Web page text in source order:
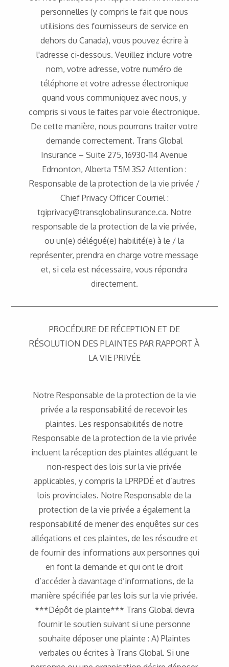
personnelles (y compris le fait que nous
utilisions des fournisseurs de service en
dehors du Canada), vous pouvez écrire à
l'adresse ci-dessous. Veuillez inclure votre
nom, votre adresse, votre numéro de
téléphone et votre adresse électronique
quand vous communiquez avec nous, y
compris si vous le faites par voie électronique.
De cette manière, nous pourrons traiter votre
demande correctement. Trans Global
Insurance – Suite 275, 16930-114 Avenue
Edmonton, Alberta T5M 3S2 Attention :
Responsable de la protection de la vie privée /
Chief Privacy Officer Courriel :
tgiprivacy@transglobalinsurance.ca. Notre
responsable de la protection de la vie privée,
ou un(e) délégué(e) habilité(e) à le / la
représenter, prendra en charge votre message
et, si cela est nécessaire, vous répondra
directement.
PROCÉDURE DE RÉCEPTION ET DE
RÉSOLUTION DES PLAINTES PAR RAPPORT À
LA VIE PRIVÉE
Notre Responsable de la protection de la vie
privée a la responsabilité de recevoir les
plaintes. Les responsabilités de notre
Responsable de la protection de la vie privée
incluent la réception des plaintes alléguant le
non-respect des lois sur la vie privée
applicables, y compris la LPRPDÉ et d’autres
lois provinciales. Notre Responsable de la
protection de la vie privée a également la
responsabilité de mener des enquêtes sur ces
allégations et ces plaintes, de les résoudre et
de fournir des informations aux personnes qui
en font la demande et qui ont le droit
d’accéder à davantage d’informations, de la
manière spécifiée par les lois sur la vie privée.
***Dépôt de plainte*** Trans Global devra
fournir le soutien suivant si une personne
souhaite déposer une plainte : A) Plaintes
verbales ou écrites à Trans Global. Si une